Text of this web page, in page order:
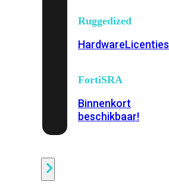
Ruggedized
HardwareLicenties
FortiSRA
Binnenkort
beschikbaar!